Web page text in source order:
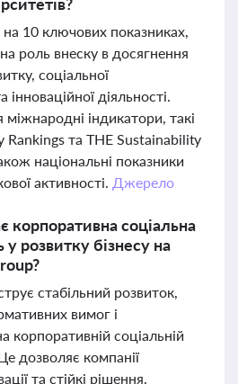
на 10 ключових показниках,
роль внеску в досягнення
соціальної
інноваційної діяльності.
індикатори, такі
Rankings та THE Sustainability
національні показники
активності. Джерело
корпоративна соціальна
у розвитку бізнесу на
стабільний розвиток,
вимог і
корпоративній соціальній
дозволяє компанії
та стійкі рішення,